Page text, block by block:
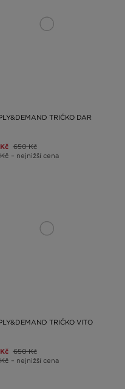
TRIČKO DAR
650 Kč
– nejnižší cena
TRIČKO VITO
650 Kč
– nejnižší cena